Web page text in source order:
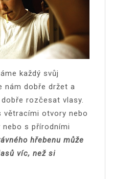
každý svůj
nám dobře držet a
rozčesat vlasy.
větracími otvory nebo
nebo s přírodními
hřebenu může
víc, než si